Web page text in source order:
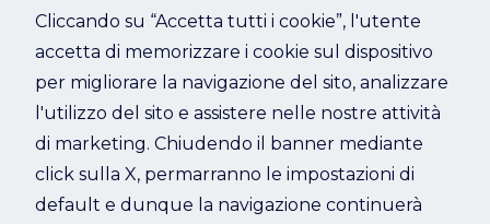
Refresh
Cliccando su “Accetta tutti i cookie”, l'utente
accetta di memorizzare i cookie sul dispositivo
per migliorare la navigazione del sito, analizzare
l'utilizzo del sito e assistere nelle nostre attività
di marketing. Chiudendo il banner mediante
click sulla X, permarranno le impostazioni di
default e dunque la navigazione continuerà